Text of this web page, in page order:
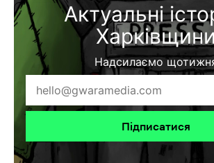
Актуальні
Надсилаємо
Підписатися